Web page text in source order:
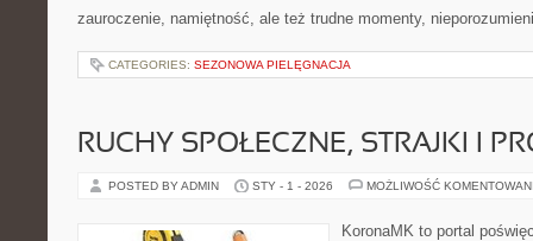
zauroczenie, namiętność, ale też trudne momenty,
CATEGORIES: SEZONOWA PIELĘGNACJA
RUCHY SPOŁECZNE, STRAJKI I
POSTED BY ADMIN STY - 1 - 2026 MOŻLIWOŚĆ
KoronaMK to portal